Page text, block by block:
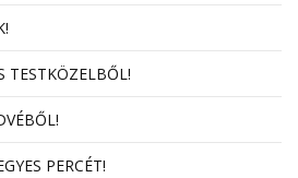
TESTKÖZELBŐL!
PERCÉT!